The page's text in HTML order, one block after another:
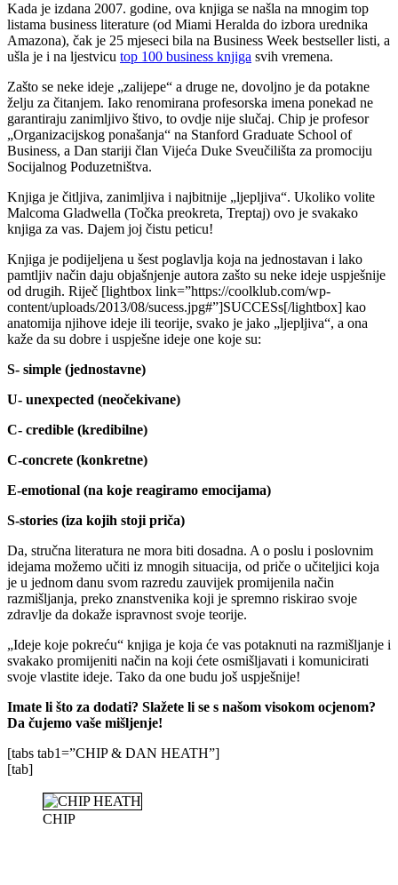
Kada je izdana 2007. godine, ova knjiga se našla na mnogim top
listama business literature (od Miami Heralda do izbora urednika
Amazona), čak je 25 mjeseci bila na Business Week bestseller listi, a
ušla je i na ljestvicu top 100 business knjiga svih vremena.
Zašto se neke ideje „zalijepe“ a druge ne, dovoljno je da potakne
želju za čitanjem. Iako renomirana profesorska imena ponekad ne
garantiraju zanimljivo štivo, to ovdje nije slučaj. Chip je profesor
„Organizacijskog ponašanja“ na Stanford Graduate School of
Business, a Dan stariji član Vijeća Duke Sveučilišta za promociju
Socijalnog Poduzetništva.
Knjiga je čitljiva, zanimljiva i najbitnije „ljepljiva“. Ukoliko volite
Malcoma Gladwella (Točka preokreta, Treptaj) ovo je svakako
knjiga za vas. Dajem joj čistu peticu!
Knjiga je podijeljena u šest poglavlja koja na jednostavan i lako
pamtljiv način daju objašnjenje autora zašto su neke ideje uspješnije
od drugih. Riječ [lightbox link=”https://coolklub.com/wp-
content/uploads/2013/08/sucess.jpg#”]SUCCESs[/lightbox] kao
anatomija njihove ideje ili teorije, svako je jako „ljepljiva“, a ona
kaže da su dobre i uspješne ideje one koje su:
S- simple (jednostavne)
U- unexpected (neočekivane)
C- credible (kredibilne)
C-concrete (konkretne)
E-emotional (na koje reagiramo emocijama)
S-stories (iza kojih stoji priča)
Da, stručna literatura ne mora biti dosadna. A o poslu i poslovnim
idejama možemo učiti iz mnogih situacija, od priče o učiteljici koja
je u jednom danu svom razredu zauvijek promijenila način
razmišljanja, preko znanstvenika koji je spremno riskirao svoje
zdravlje da dokaže ispravnost svoje teorije.
„Ideje koje pokreću“ knjiga je koja će vas potaknuti na razmišljanje i
svakako promijeniti način na koji ćete osmišljavati i komunicirati
svoje vlastite ideje. Tako da one budu još uspješnije!
Imate li što za dodati? Slažete li se s našom visokom ocjenom?
Da čujemo vaše mišljenje!
[tabs tab1=”CHIP & DAN HEATH”]
[tab]
CHIP